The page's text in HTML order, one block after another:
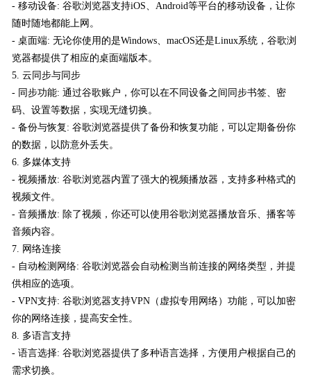
- 移动设备: 谷歌浏览器支持iOS、Android等平台的移动设备，让你
随时随地都能上网。
- 桌面端: 无论你使用的是Windows、macOS还是Linux系统，谷歌浏
览器都提供了相应的桌面端版本。
5. 云同步与同步
- 同步功能: 通过谷歌账户，你可以在不同设备之间同步书签、密
码、设置等数据，实现无缝切换。
- 备份与恢复: 谷歌浏览器提供了备份和恢复功能，可以定期备份你
的数据，以防意外丢失。
6. 多媒体支持
- 视频播放: 谷歌浏览器内置了强大的视频播放器，支持多种格式的
视频文件。
- 音频播放: 除了视频，你还可以使用谷歌浏览器播放音乐、播客等
音频内容。
7. 网络连接
- 自动检测网络: 谷歌浏览器会自动检测当前连接的网络类型，并提
供相应的选项。
- VPN支持: 谷歌浏览器支持VPN（虚拟专用网络）功能，可以加密
你的网络连接，提高安全性。
8. 多语言支持
- 语言选择: 谷歌浏览器提供了多种语言选择，方便用户根据自己的
需求切换。